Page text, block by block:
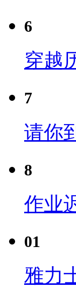
6
穿越
7
请你
8
作业
01
雅力